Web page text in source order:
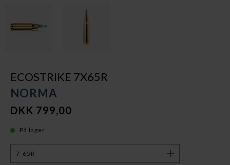
ECOSTRIKE 7X65R
NORMA
DKK 799,00
På lager